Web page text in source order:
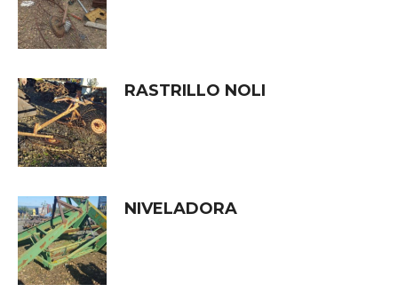
RASTRILLO NOLI
NIVELADORA